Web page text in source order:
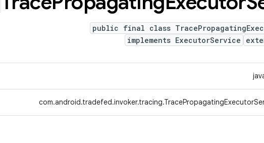
public final class
implements ExecutorService